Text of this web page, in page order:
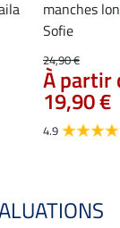
manches
Sofie
24,90 €
À partir
19,90 €
4.9